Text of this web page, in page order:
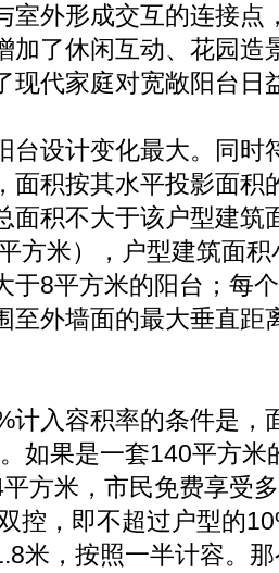
室外形成交互的连接点
加了休闲互动、花园造
现代家庭对宽敞阳台日
台设计变化最大。同时
面积按其水平投影面
面积不大于该户型建筑
方米），户型建筑面
于8平方米的阳台；每
至外墙面的最大垂直距
计入容积率的条件是，
如果是一套140平方米
方米，市民免费享受
控，即不超过户型的
米，按照一半计容。